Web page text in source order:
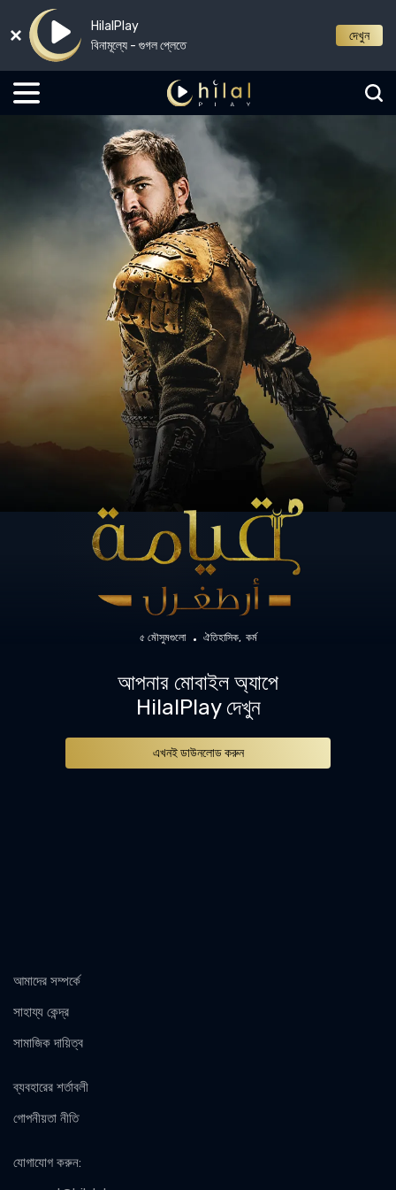
HilalPlay
বিনামূল্যে - গুগল প্লেতে
দেখুন
৫ মৌসুমগুলো ঐতিহাসিক কর্ম
আপনার মোবাইল অ্যাপে
HilalPlay দেখুন
এখনই ডাউনলোড করুন
আমাদের সম্পর্কে
সাহায্য কেন্দ্র
সামাজিক দায়িত্ব
ব্যবহারের শর্তাবলী
গোপনীয়তা নীতি
যোগাযোগ করুন: